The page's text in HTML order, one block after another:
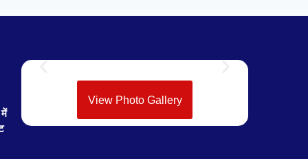
View Photo Gallery